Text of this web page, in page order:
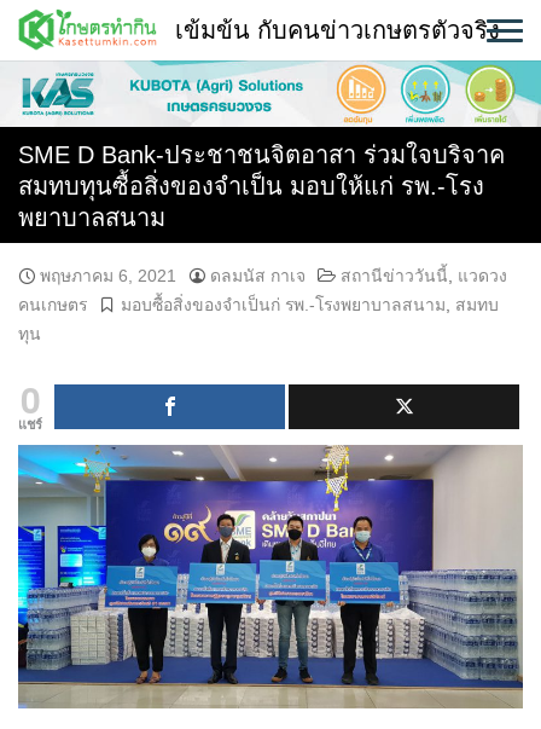
Skip
content
พืช
หน้าแรก
แวดวงเกษตร
สถานีข่าววันนี้
เข้มข้น กับคนข่าวเกษตรตัวจริง
SME D Bank-ประชาชนจิตอาสา ร่วมใจบริจาค
สมทบทุนซื้อสิ่งของจำเป็น มอบให้แก่ รพ.-โรง
พยาบาลสนาม
พฤษภาคม 6, 2021 ดลมนัส กาเจ สถานีข่าววันนี้, แวดวง
คนเกษตร
มอบซื้อสิ่งของจำเป็นก่ รพ.-โรงพยาบาลสนาม, สมทบ
ทุน
0
แชร์